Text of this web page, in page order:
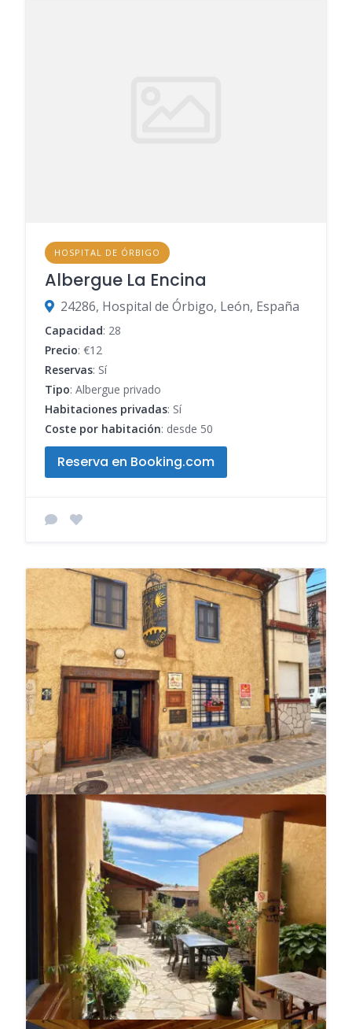
HOSPITAL DE ÓRBIGO
Albergue La Encina
24286, Hospital de Órbigo, León, España
Capacidad: 28
Precio: €12
Reservas: Sí
Tipo: Albergue privado
Habitaciones privadas: Sí
Coste por habitación: desde 50
Reserva en Booking.com